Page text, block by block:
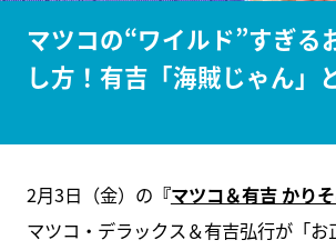
マツコの“ワイルド”すぎる
し方！有吉「海賊じゃん」
2月3日（金）の 『マツコ＆有吉 かり
マツコ・デラックス＆有吉弘行が「お